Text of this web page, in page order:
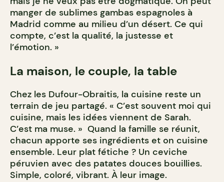
manger de sublimes gambas espagnoles à
Madrid comme au milieu d’un désert. Ce qui
compte, c’est la qualité, la justesse et
l’émotion. »
La maison, le couple, la table
Chez les Dufour-Obraitis, la cuisine reste un
terrain de jeu partagé. « C’est souvent moi qui
cuisine, mais les idées viennent de Sarah.
C’est ma muse. » Quand la famille se réunit,
chacun apporte ses ingrédients et on cuisine
ensemble. Leur plat fétiche ? Un ceviche
péruvien avec des patates douces bouillies.
Simple, coloré, vibrant. À leur image.